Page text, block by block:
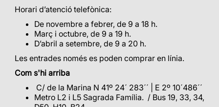
Horari d’atenció telefònica:
De novembre a febrer, de 9 a 18 h.
Març i octubre, de 9 a 19 h.
D’abril a setembre, de 9 a 20 h.
Les entrades només es poden comprar en línia.
Com s'hi arriba
C/ de la Marina N 41º 24´ 283´´ | E 2º 10´486´´
Metro L2 i L5 Sagrada Família. / Bus 19, 33, 34,